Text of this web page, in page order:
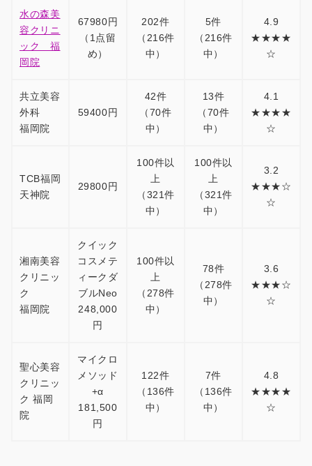
水の森美
容クリニ
ック 福
岡院
67980円
（1点留
め）
202件
（216件
中）
5件
（216件
中）
4.9
★★★★
☆
共立美容
外科
福岡院
59400円
42件
（70件
中）
13件
（70件
中）
4.1
★★★★
☆
TCB福岡
天神院
29800円
100件以
上
（321件
中）
100件以
上
（321件
中）
3.2
★★★☆
☆
湘南美容
クリニッ
ク
福岡院
クイック
コスメテ
ィークダ
ブルNeo
248,000
円
100件以
上
（278件
中）
78件
（278件
中）
3.6
★★★☆
☆
聖心美容
クリニッ
ク 福岡
院
マイクロ
メソッド
+α
181,500
円
122件
（136件
中）
7件
（136件
中）
4.8
★★★★
☆